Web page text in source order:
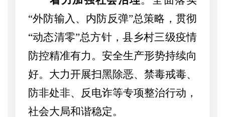
“外防输入、内防反弹”总策略，贯彻
“动态清零”总方针，县乡村三级疫情
防控精准有力。安全生产形势持续向
好。大力开展扫黑除恶、禁毒戒毒、
防非处非、反电诈等专项整治行动，
社会大局和谐稳定。